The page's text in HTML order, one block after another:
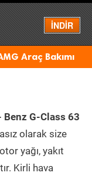
İNDİR
Menü
Araç Bakımı
G-Class 63
olarak size
yağı, yakıt
Kirli hava